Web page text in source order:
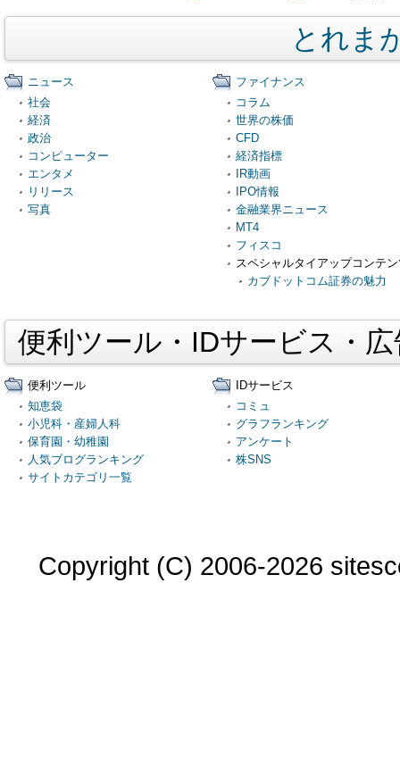
とれま
ニュース
社会
経済
政治
コンピューター
エンタメ
リリース
写真
ファイナンス
コラム
世界の株価
CFD
経済指標
IR動画
IPO情報
金融業界ニュース
MT4
フィスコ
スペシャルタイアップコンテ
カブドットコム証券の魅力
便利ツール・IDサービス・
便利ツール
知恵袋
小児科・産婦人科
保育園・幼稚園
人気ブログランキング
サイトカテゴリ一覧
IDサービス
コミュ
グラフランキング
アンケート
株SNS
Copyright (C) 2006-2026